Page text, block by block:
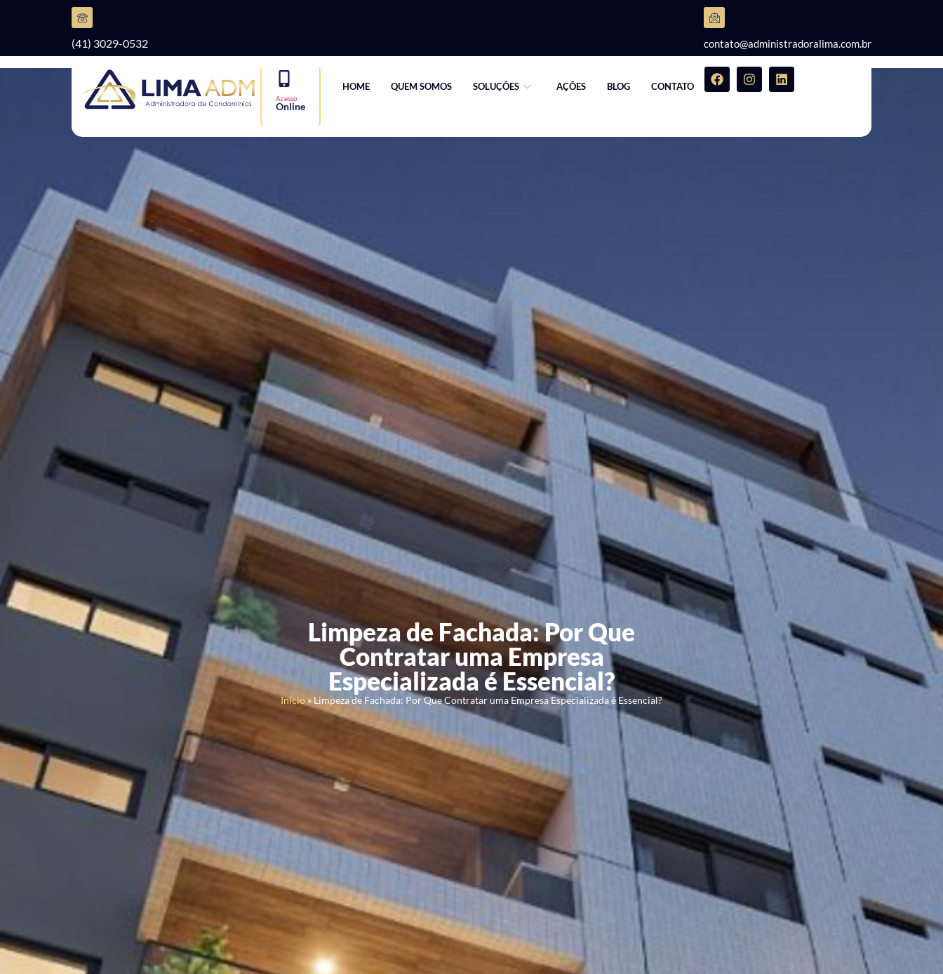
(41) 3029-0532 contato@administradoralima.com.br
Acesso
Online
HOME QUEM SOMOS SOLUÇÕES AÇÕES BLOG CONTATO
Limpeza de Fachada: Por Que
Contratar uma Empresa
Especializada é Essencial?
Início » Limpeza de Fachada: Por Que Contratar uma Empresa Especializada é Essencial?